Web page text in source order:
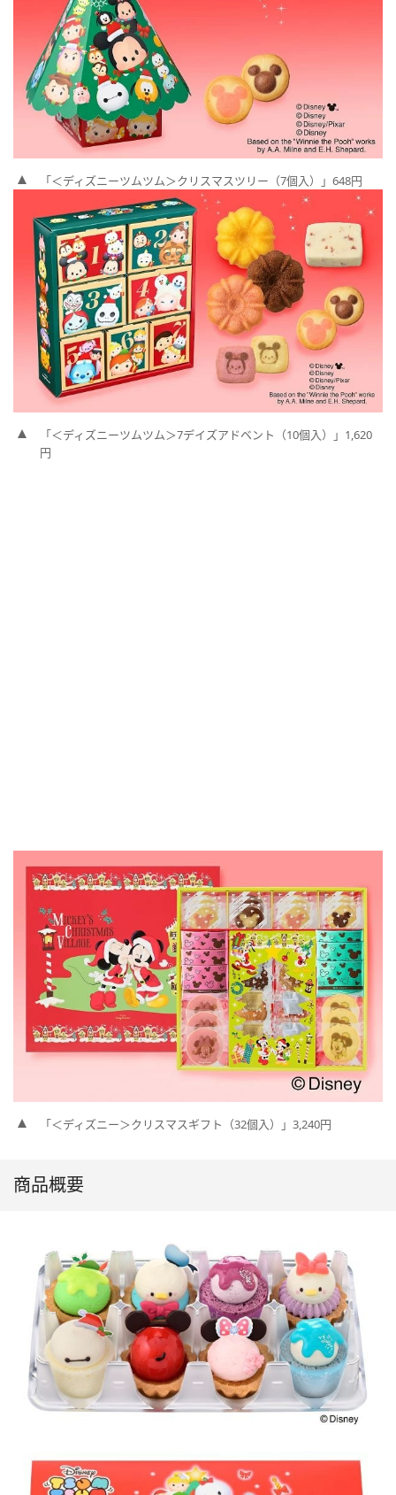
「＜ディズニーツムツム＞クリスマスツリー（7個入）」648円
「＜ディズニーツムツム＞7デイズアドベント（10個入）」1,620
円
「＜ディズニー＞クリスマスギフト（32個入）」3,240円
商品概要